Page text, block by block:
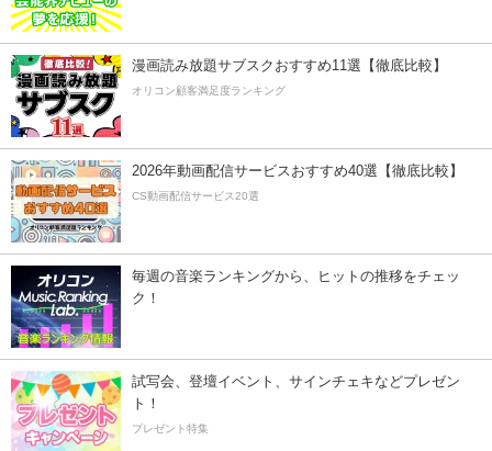
漫画読み放題サブスクおすすめ11選【徹底比較】
オリコン顧客満足度ランキング
2026年動画配信サービスおすすめ40選【徹底比較】
CS動画配信サービス20選
毎週の音楽ランキングから、ヒットの推移をチェッ
ク！
試写会、登壇イベント、サインチェキなどプレゼン
ト！
プレゼント特集